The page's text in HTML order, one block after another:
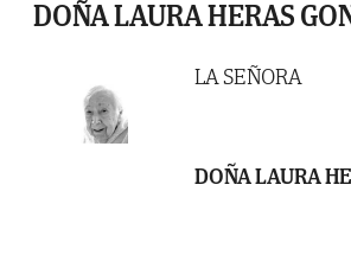
DOÑA LAURA HERAS
LA SEÑORA
DOÑA LAURA